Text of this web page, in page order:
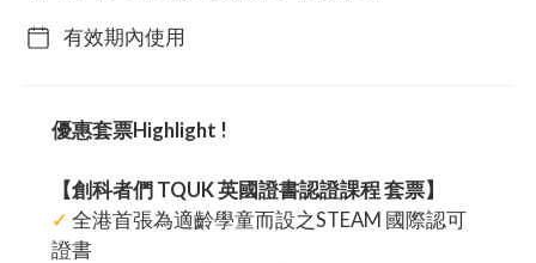
有效期內使用
優惠套票Highlight !
【​創科者們 TQUK 英國證書認證課程 套票】
✓ 全港首張為適齡學童而設之STEAM 國際認可
證書